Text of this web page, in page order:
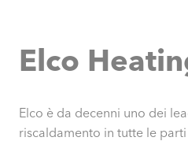
Elco
Elco è da decenni uno dei
riscaldamento in tutte le